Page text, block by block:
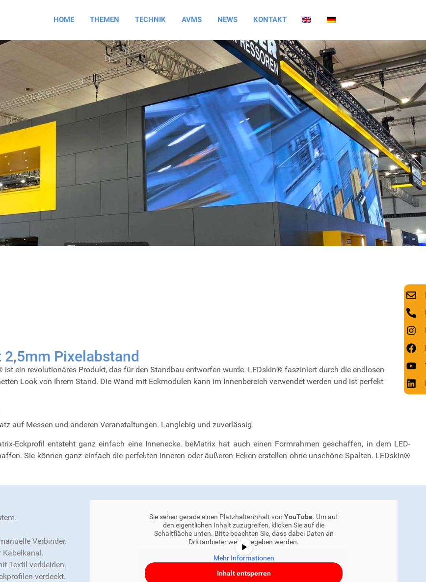
HOME THEMEN TECHNIK AVMS NEWS KONTAKT
Pixelabstand
ist ein revolutionäres Produkt, das für den Standbau entworfen wurde. LEDskin® fasziniert durch die endlosen
Look von Ihrem Stand. Die Wand mit Eckmodulen kann im Innenbereich verwendet werden und ist perfekt
auf Messen und anderen Veranstaltungen. Langlebig und zuverlässig.
Eckprofil entsteht ganz einfach eine Innenecke. beMatrix hat auch einen Formrahmen geschaffen, in dem LED-
Sie können ganz einfach die perfekten inneren oder äußeren Ecken erstellen ohne unschöne Spalten. LEDskin®
Verbinder.
Kabelkanal.
Textil verkleiden.
verdeckt.
Sie sehen gerade einen Platzhalterinhalt vonYouTube. Um auf
den eigentlichen Inhalt zuzugreifen, klicken Sie auf die
Schaltfläche unten. Bitte beachten Sie, dass dabei Daten an
Drittanbieter weitergegeben werden.
Mehr Informationen
Inhalt entsperren